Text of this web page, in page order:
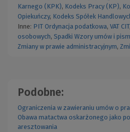
Karnego (KPK), Kodeks Pracy (KP),
Opiekuńczy, Kodeks Spółek
Inne: PIT Ordynacja podatkowa, VAT CIT,
osobowych, Spadki Wzory umów i pism
Zmiany w prawie administracyjnym,
Podobne:
Ograniczenia w zawieraniu umów o
Obawa matactwa oskarżonego jako
aresztowania